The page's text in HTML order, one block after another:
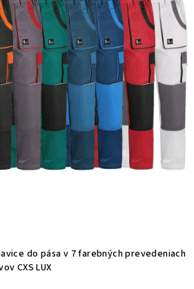
do pása v 7 farebných prevedeniach
CXS LUX